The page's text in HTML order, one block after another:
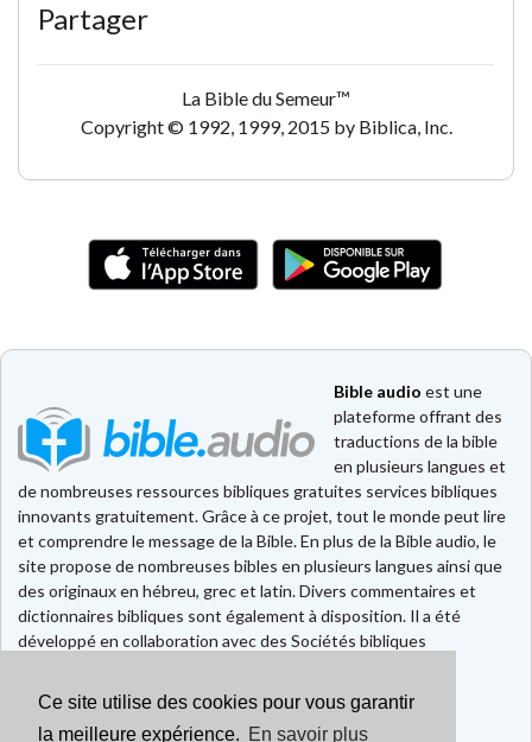
Ce site utilise des cookies pour vous garantir
la meilleure expérience. En savoir plus
Partager
La Bible du Semeur™
Copyright © 1992, 1999, 2015 by Biblica, Inc.
Bible audio est une
plateforme offrant des
traductions de la bible
en plusieurs langues et
de nombreuses ressources bibliques gratuites services bibliques
innovants gratuitement. Grâce à ce projet, tout le monde peut lire
et comprendre le message de la Bible. En plus de la Bible audio, le
site propose de nombreuses bibles en plusieurs langues ainsi que
des originaux en hébreu, grec et latin. Divers commentaires et
dictionnaires bibliques sont également à disposition. Il a été
développé en collaboration avec des Sociétés bibliques
Faire un don
Contact